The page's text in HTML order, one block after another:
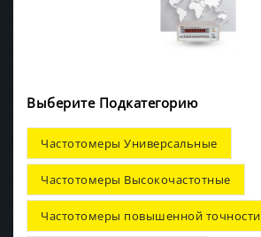
Выберите Подкатегорию
Частотомеры Универсальные
Частотомеры Высокочастотные
Частотомеры повышенной точности